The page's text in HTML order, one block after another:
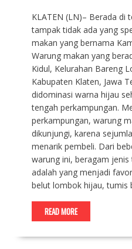
KLATEN (LN)– Berada di
tampak tidak ada yang
makan yang bernama
Warung makan yang
Kidul, Kelurahan Bareng
Kabupaten Klaten, Jawa
didominasi warna hijau
tengah perkampungan.
perkampungan, warung
dikunjungi, karena
menarik pembeli. Dari
warung ini, beragam
adalah yang menjadi
belut lombok hijau, tumis
READ MORE